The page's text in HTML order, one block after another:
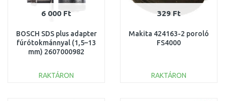
6 000 Ft
BOSCH SDS plus adapter
fúrótokmánnyal (1,5–13
mm) 2607000982
RAKTÁRON
329 Ft
Makita 424163-2 poroló
FS4000
RAKTÁRON